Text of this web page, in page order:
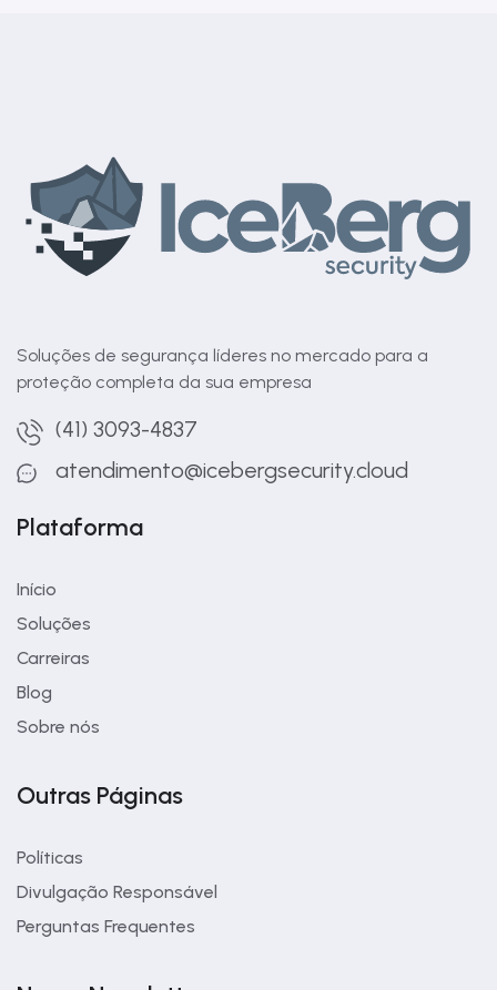
Soluções de segurança líderes no mercado para a
proteção completa da sua empresa
(41) 3093-4837
atendimento@icebergsecurity.cloud
Plataforma
Início
Soluções
Carreiras
Blog
Sobre nós
Outras Páginas
Políticas
Divulgação Responsável
Perguntas Frequentes